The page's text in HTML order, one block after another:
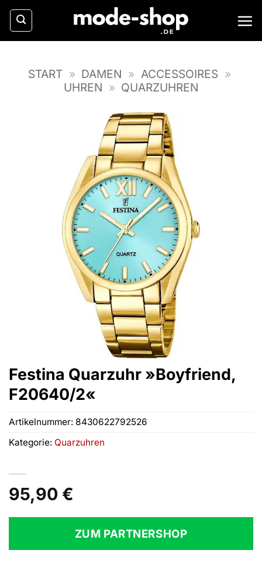
Zum
Inhalt
springen
START » DAMEN » ACCESSOIRES »
UHREN » QUARZUHREN
Festina Quarzuhr »Boyfriend,
F20640/2«
95,90 €
ZUM PARTNERSHOP
Artikelnummer: 8430622792526
Kategorie: Quarzuhren